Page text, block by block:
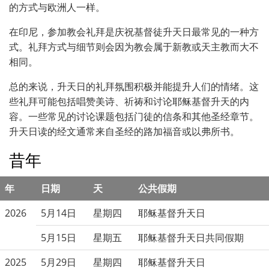
的方式与欧洲人一样。
在印尼，参加教会礼拜是庆祝基督徒升天日最常见的一种方
式。礼拜方式与细节则会因为教会属于新教或天主教而大不
相同。
总的来说，升天日的礼拜氛围积极并能提升人们的情绪。这
些礼拜可能包括唱赞美诗、祈祷和讨论耶稣基督升天的内
容。一些常见的讨论课题包括门徒的信条和其他圣经章节。
升天日读的经文通常来自圣经的路加福音或以弗所书。
昔年
年 日期 天
公共假期
2026
5月14日 星期四
耶稣基督升天日
5月15日
星期五
耶稣基督升天日共同假期
2025
5月29日 星期四
耶稣基督升天日